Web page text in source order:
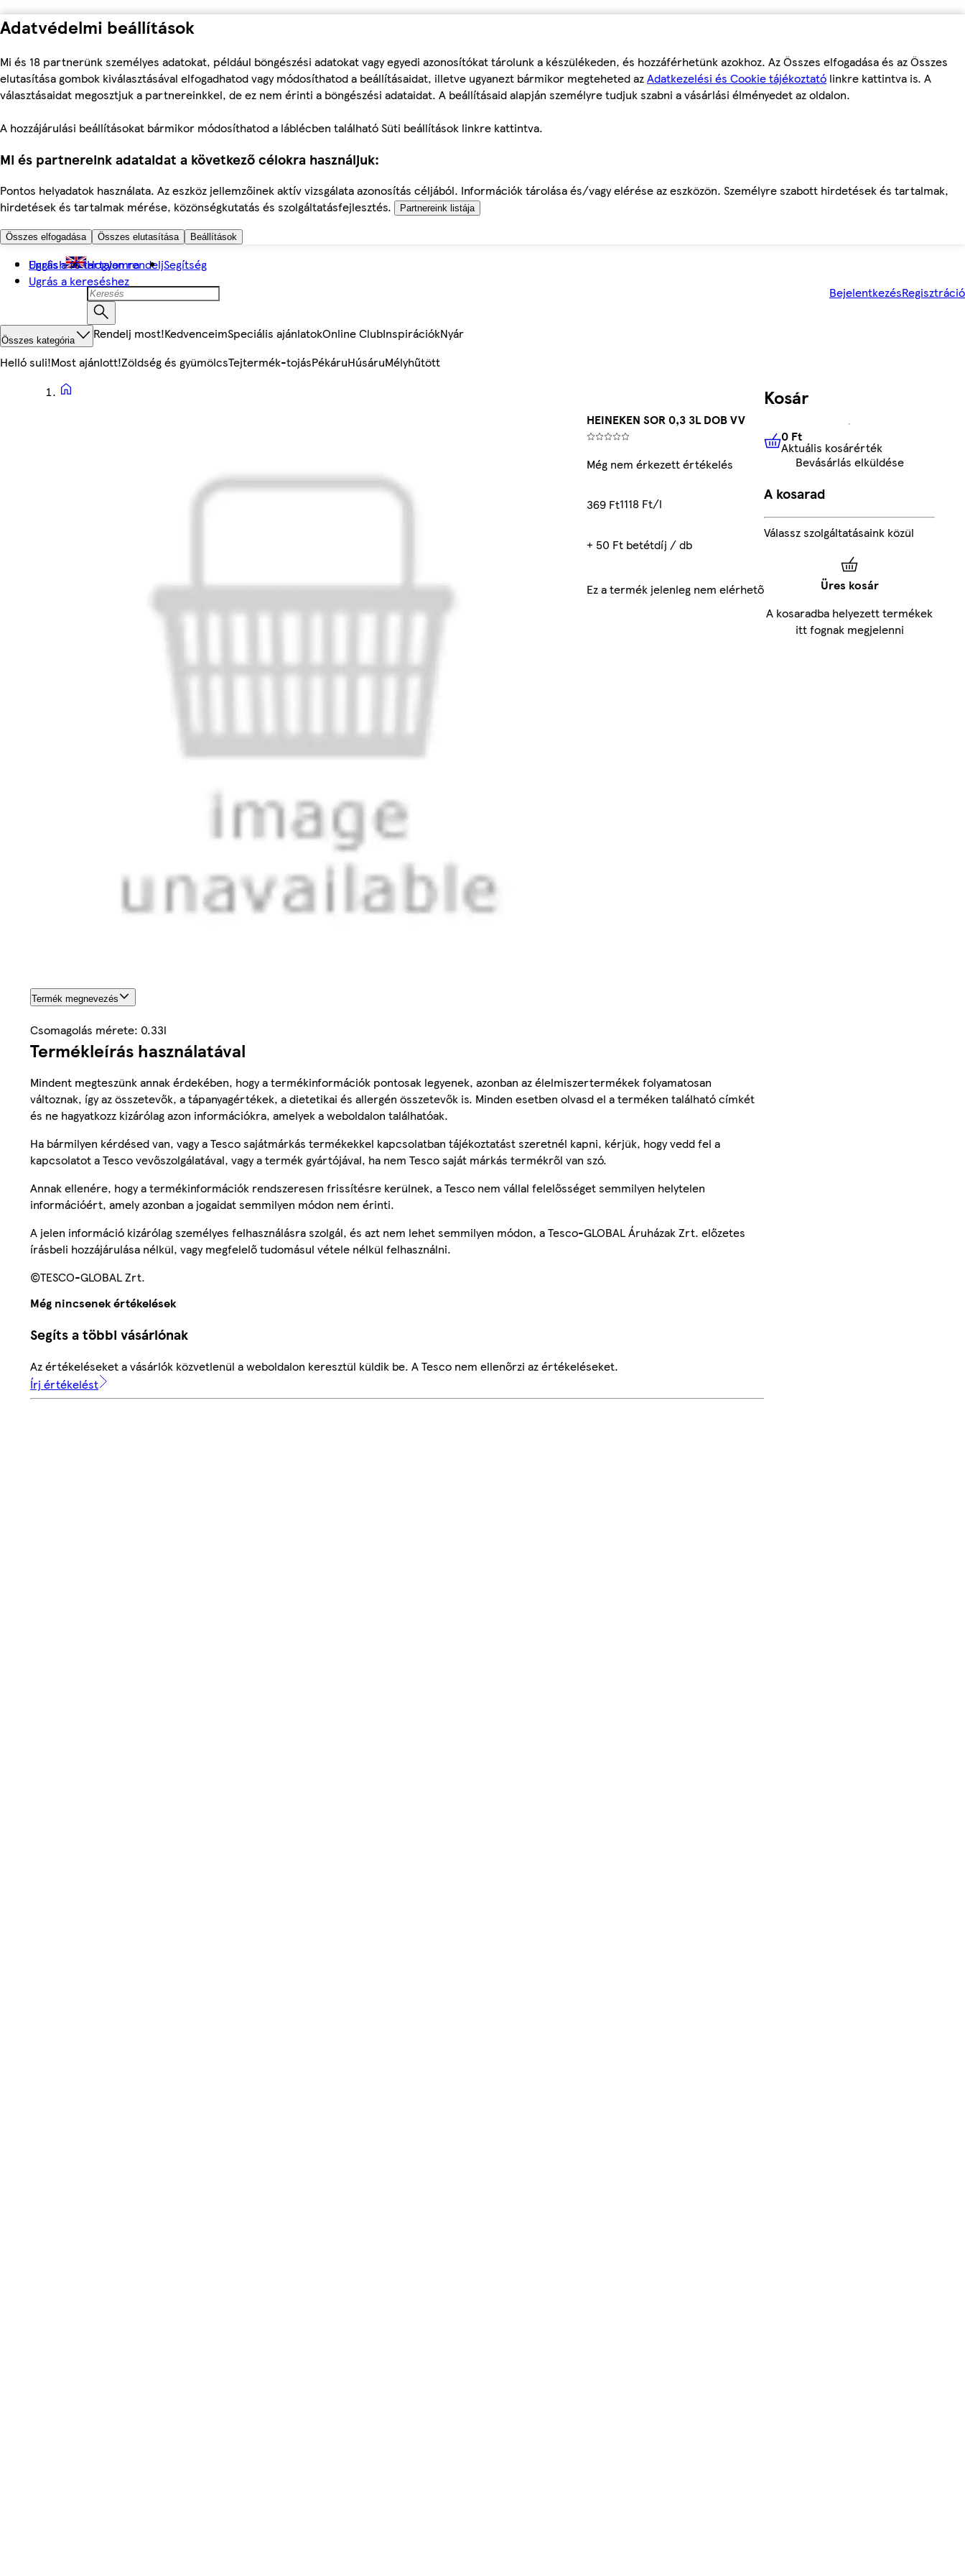
Adatvédelmi beállítások
Mi és 18 partnerünk személyes adatokat, például böngészési adatokat vagy egyedi azonosítókat tárolunk a készülékeden, és hozzáférhetünk azokhoz. Az Összes elfogadása és az Összes
elutasítása gombok kiválasztásával elfogadhatod vagy módosíthatod a beállításaidat, illetve ugyanezt bármikor megteheted azAdatkezelési és Cookie tájékoztató linkre kattintva is. A
választásaidat megosztjuk a partnereinkkel, de ez nem érinti a böngészési adataidat. A beállításaid alapján személyre tudjuk szabni a vásárlási élményedet az oldalon.
A hozzájárulási beállításokat bármikor módosíthatod a láblécben található Süti beállítások linkre kattintva.
Mi és partnereink adataidat a következő célokra használjuk:
Pontos helyadatok használata. Az eszköz jellemzőinek aktív vizsgálata azonosítás céljából. Információk tárolása és/vagy elérése az eszközön. Személyre szabott hirdetések és tartalmak,
hirdetések és tartalmak mérése, közönségkutatás és szolgáltatásfejlesztés.
Partnereink listája
Összes elfogadása Összes elutasítása Beállítások
Ugrás a fő tartalomra
Ugrás a kereséshez
English Hogyan rendeljSegítség
BejelentkezésRegisztráció
Összes kategória Rendelj most!KedvenceimSpeciális ajánlatokOnline ClubInspirációkNyár
Helló suli!Most ajánlott!Zöldség és gyümölcsTejtermék-tojásPékáruHúsáruMélyhűtött
HEINEKEN SOR 0,3 3L DOB VV
Még nem érkezett értékelés
369 Ft1118 Ft/l
+ 50 Ft betétdíj / db
Ez a termék jelenleg nem elérhető
Termék megnevezés
Csomagolás mérete: 0.33l
Termékleírás használatával
Mindent megteszünk annak érdekében, hogy a termékinformációk pontosak legyenek, azonban az élelmiszertermékek folyamatosan
változnak, így az összetevők, a tápanyagértékek, a dietetikai és allergén összetevők is. Minden esetben olvasd el a terméken található címkét
és ne hagyatkozz kizárólag azon információkra, amelyek a weboldalon találhatóak.
Ha bármilyen kérdésed van, vagy a Tesco sajátmárkás termékekkel kapcsolatban tájékoztatást szeretnél kapni, kérjük, hogy vedd fel a
kapcsolatot a Tesco vevőszolgálatával, vagy a termék gyártójával, ha nem Tesco saját márkás termékről van szó.
Annak ellenére, hogy a termékinformációk rendszeresen frissítésre kerülnek, a Tesco nem vállal felelősséget semmilyen helytelen
információért, amely azonban a jogaidat semmilyen módon nem érinti.
A jelen információ kizárólag személyes felhasználásra szolgál, és azt nem lehet semmilyen módon, a Tesco-GLOBAL Áruházak Zrt. előzetes
írásbeli hozzájárulása nélkül, vagy megfelelő tudomásul vétele nélkül felhasználni.
©TESCO-GLOBAL Zrt.
Még nincsenek értékelések
Segíts a többi vásárlónak
Az értékeléseket a vásárlók közvetlenül a weboldalon keresztül küldik be. A Tesco nem ellenőrzi az értékeléseket.
Írj értékelést
Kosár
0 FtAktuális kosárérték
0 Ft
Aktuális kosárérték
Bevásárlás elküldése
A kosarad
Válassz szolgáltatásaink közül
Üres kosár
A kosaradba helyezett termékek
itt fognak megjelenni